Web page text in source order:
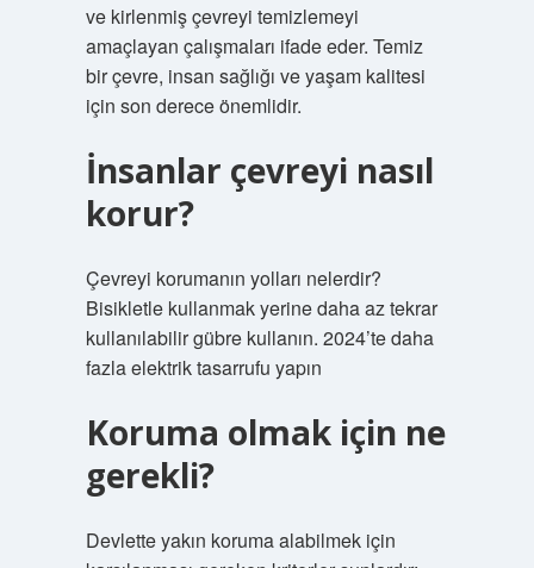
ve kirlenmiş çevreyi temizlemeyi
amaçlayan çalışmaları ifade eder. Temiz
bir çevre, insan sağlığı ve yaşam kalitesi
için son derece önemlidir.
İnsanlar çevreyi nasıl
korur?
Çevreyi korumanın yolları nelerdir?
Bisikletle kullanmak yerine daha az tekrar
kullanılabilir gübre kullanın. 2024’te daha
fazla elektrik tasarrufu yapın
Koruma olmak için ne
gerekli?
Devlette yakın koruma alabilmek için